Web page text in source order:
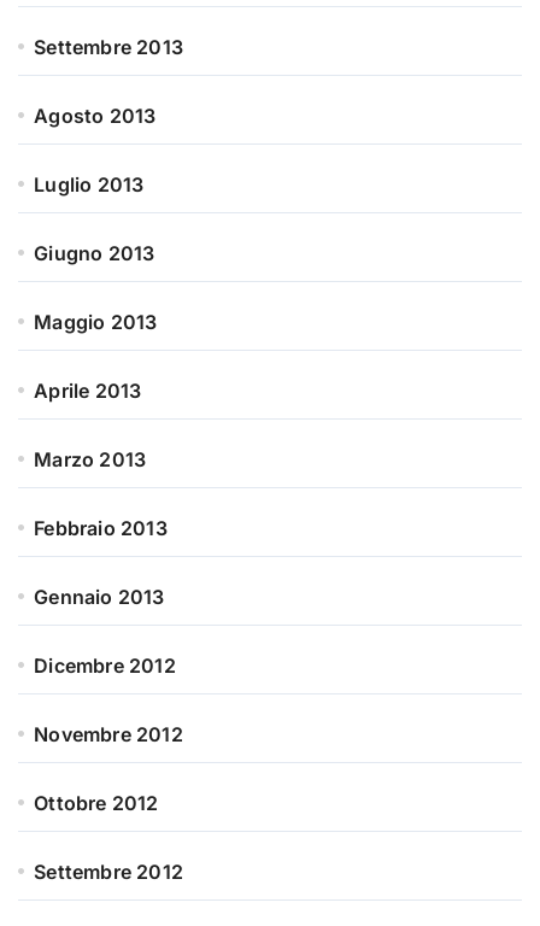
Settembre 2013
Agosto 2013
Luglio 2013
Giugno 2013
Maggio 2013
Aprile 2013
Marzo 2013
Febbraio 2013
Gennaio 2013
Dicembre 2012
Novembre 2012
Ottobre 2012
Settembre 2012